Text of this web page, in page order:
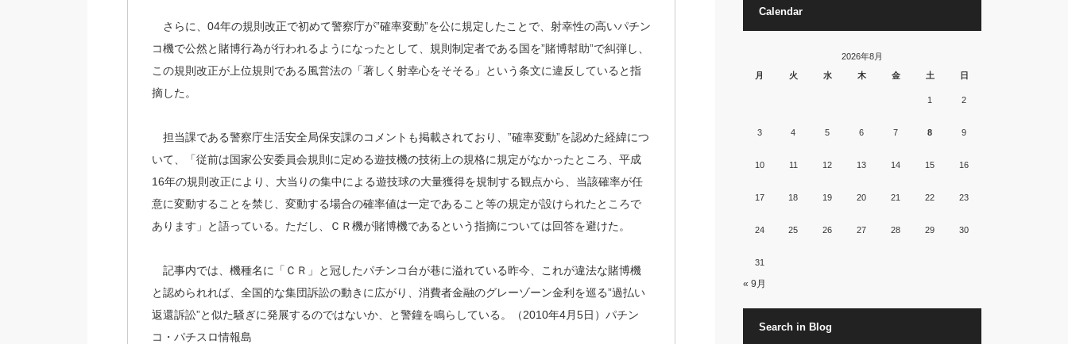
さらに、04年の規則改正で初めて警察庁が”確率変動”を公に規定したことで、射幸性の高いパチン
コ機で公然と賭博行為が行われるようになったとして、規則制定者である国を”賭博幇助”で糾弾し、
この規則改正が上位規則である風営法の「著しく射幸心をそそる」という条文に違反していると指
摘した。
担当課である警察庁生活安全局保安課のコメントも掲載されており、”確率変動”を認めた経緯につ
いて、「従前は国家公安委員会規則に定める遊技機の技術上の規格に規定がなかったところ、平成
16年の規則改正により、大当りの集中による遊技球の大量獲得を規制する観点から、当該確率が任
意に変動することを禁じ、変動する場合の確率値は一定であること等の規定が設けられたところで
あります」と語っている。ただし、ＣＲ機が賭博機であるという指摘については回答を避けた。
記事内では、機種名に「ＣＲ」と冠したパチンコ台が巷に溢れている昨今、これが違法な賭博機
と認められれば、全国的な集団訴訟の動きに広がり、消費者金融のグレーゾーン金利を巡る”過払い
返還訴訟”と似た騒ぎに発展するのではないか、と警鐘を鳴らしている。（2010年4月5日）パチン
コ・パチスロ情報島
Calendar
2026年8月
月
火 水 木 金 土 日
1 2
3 4 5 6 7 8 9
10 11 12 13 14 15 16
17 18 19 20 21 22 23
24 25 26 27 28 29 30
31
« 9月
Search in Blog